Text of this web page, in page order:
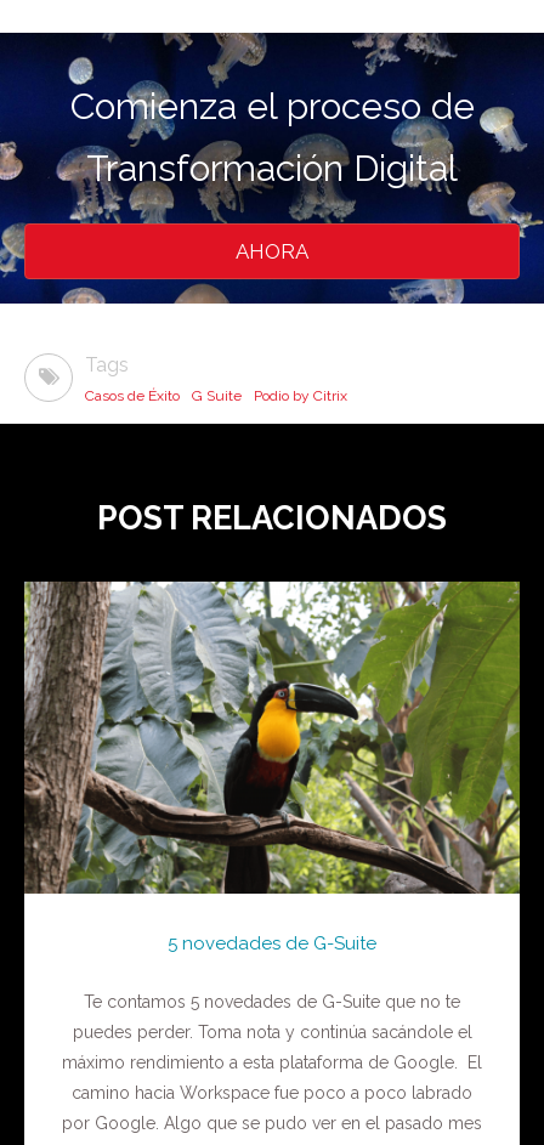
Comienza el proceso de
Transformación Digital
AHORA
Tags
Casos de Éxito G Suite Podio by Citrix
POST RELACIONADOS
5 novedades de G-Suite
Te contamos 5 novedades de G-Suite que no te
puedes perder. Toma nota y continúa sacándole el
máximo rendimiento a esta plataforma de Google. El
camino hacia Workspace fue poco a poco labrado
por Google. Algo que se pudo ver en el pasado mes